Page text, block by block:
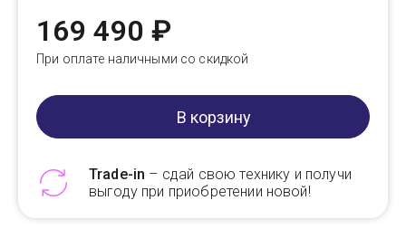
169 490 ₽
При оплате наличными со скидкой
В корзину
Trade-in – сдай свою технику и получи
выгоду при приобретении новой!